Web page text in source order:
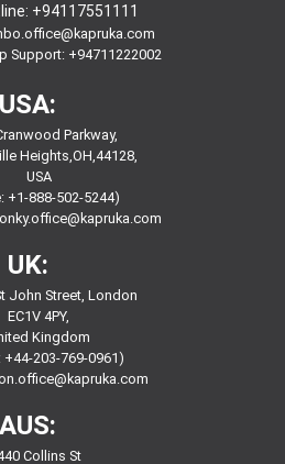
+94117551111
Support: +94711222002
USA:
Parkway,
Heights,OH,44128,
USA
+1-888-502-5244)
UK:
John Street, London
EC1V 4PY,
Kingdom
+44-203-769-0961)
AUS:
Collins St